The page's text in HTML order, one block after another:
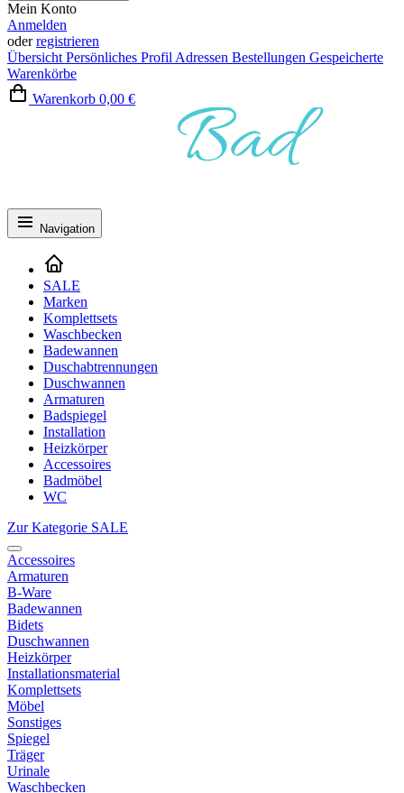
Mein Konto
Anmelden
oderregistrieren
Übersicht Persönliches Profil Adressen Bestellungen Gespeicherte
Warenkörbe
Warenkorb 0,00 €
Navigation
SALE
Marken
Komplettsets
Waschbecken
Badewannen
Duschabtrennungen
Duschwannen
Armaturen
Badspiegel
Installation
Heizkörper
Accessoires
Badmöbel
WC
Zur Kategorie SALE
Accessoires
Armaturen
B-Ware
Badewannen
Bidets
Duschwannen
Heizkörper
Installationsmaterial
Komplettsets
Möbel
Sonstiges
Spiegel
Träger
Urinale
Waschbecken